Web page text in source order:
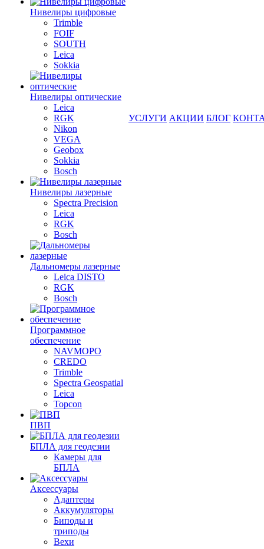
Нивелиры цифровые
Trimble
FOIF
SOUTH
Leica
Sokkia
Нивелиры оптические
Leica
RGK
Nikon
VEGA
Geobox
Sokkia
Bosch
Нивелиры лазерные
Spectra Precision
Leica
RGK
Bosch
Дальномеры лазерные
Leica DISTO
RGK
Bosch
Программное
обеспечение
NAVMOPO
CREDO
Trimble
Spectra Geospatial
Leica
Topcon
ПВП
БПЛА для геодезии
Камеры для
БПЛА
Аксессуары
Адаптеры
Аккумуляторы
Биподы и
триподы
Вехи
УСЛУГИ АКЦИИ БЛОГ